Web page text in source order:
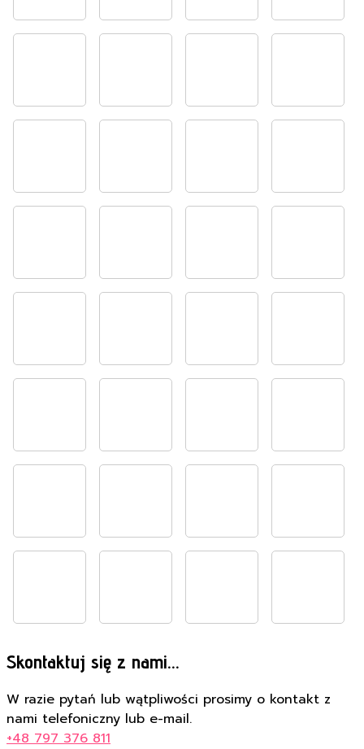
Skontaktuj się z nami...
W razie pytań lub wątpliwości prosimy o kontakt z
nami telefoniczny lub e-mail.
+48 797 376 811